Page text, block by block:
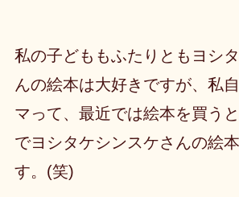
私の子どももふたりともヨシ
んの絵本は大好きですが、私
マって、最近では絵本を買う
でヨシタケシンスケさんの絵
す。(笑)